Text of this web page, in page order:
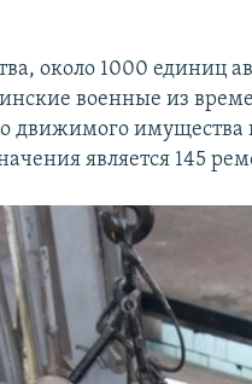
около 1000 единиц
военные из
движимого имущества
является 145